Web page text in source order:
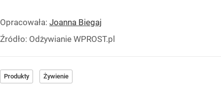
Opracowała: Joanna Biegaj
Źródło: Odżywianie WPROST.pl
Produkty Żywienie